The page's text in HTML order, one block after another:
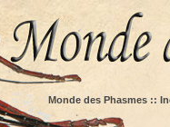
Monde des Phasmes ::